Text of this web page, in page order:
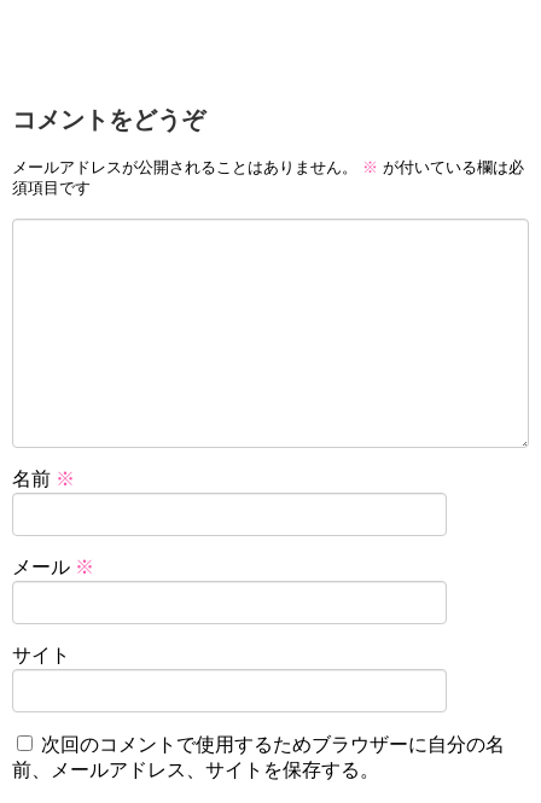
コメントをどうぞ
メールアドレスが公開されることはありません。 ※ が付いている欄は必
須項目です
名前 ※
メール ※
サイト
次回のコメントで使用するためブラウザーに自分の名
前、メールアドレス、サイトを保存する。